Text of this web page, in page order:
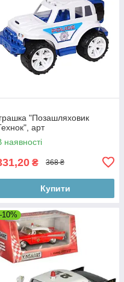
"Позашляховик
арт
наявності
₴ 368 ₴
Купити